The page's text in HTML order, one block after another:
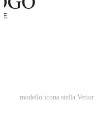
modello icona stella